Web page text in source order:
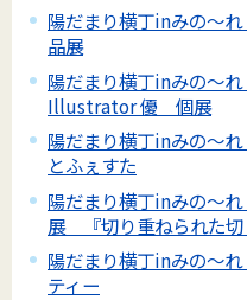
陽だまり横丁inみの～
品展
陽だまり横丁inみの
Illustrator 優 個展
陽だまり横丁inみの～
とふぇすた
陽だまり横丁inみの～
展 『切り重ねられた切
陽だまり横丁inみの～
ティー